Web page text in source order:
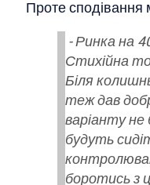
Проте сподівання
- Ринка на
Стихійна
Біля
теж дав
варіанту не
будуть
боротись з